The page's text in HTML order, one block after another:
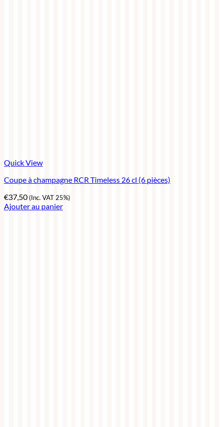
Quick View
Coupe à champagne RCR Timeless 26 cl (6 pièces)
€37,50(Inc. VAT 25%)
Ajouter au panier